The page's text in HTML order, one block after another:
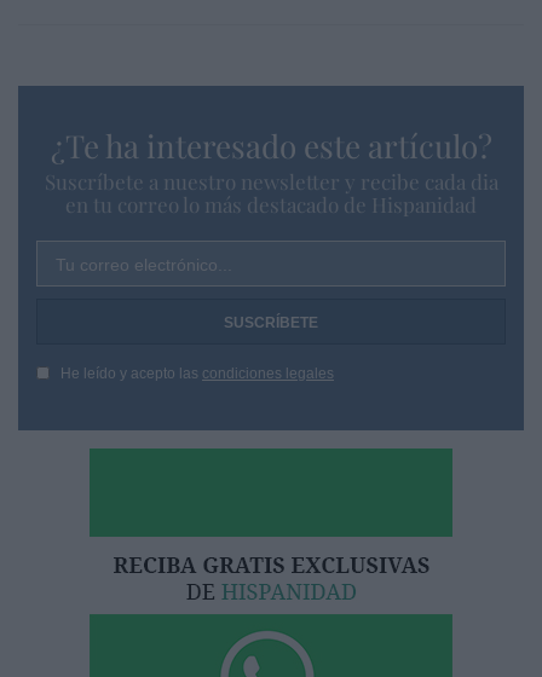
¿Te ha interesado este artículo?
Suscríbete a nuestro newsletter y recibe cada dia
en tu correo lo más destacado de Hispanidad
Tu correo electrónico...
He leído y acepto las condiciones legales